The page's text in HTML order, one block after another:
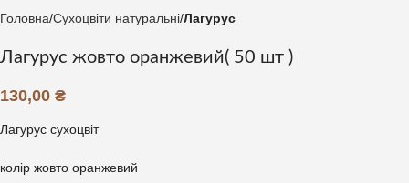
Головна Сухоцвіти натуральні Лагурус
Лагурус жовто оранжевий( 50 шт )
130,00 ₴
Лагурус сухоцвіт
колір жовто оранжевий